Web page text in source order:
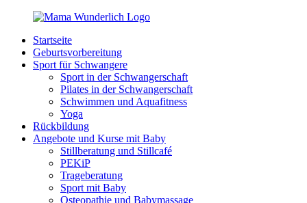
Zurück
Inhalt
MamaWunderlich.de
Mutti
sein
wunderbar!
Startseite
Geburtsvorbereitung
Sport für Schwangere
Sport in der Schwangerschaft
Pilates in der Schwangerschaft
Schwimmen und Aquafitness
Yoga
Rückbildung
Angebote und Kurse mit Baby
Stillberatung und Stillcafé
PEKiP
Trageberatung
Sport mit Baby
Osteopathie und Babymassage